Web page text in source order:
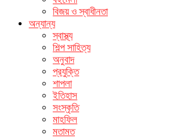
বিজয় ও স্বাধীনতা
অন্যান্য
স্বাস্থ্য
শিল্প সাহিত্য
অনুবাদ
প্রযুক্তি
শাপলা
ইতিহাস
সংস্কৃতি
মাহফিল
মতামত